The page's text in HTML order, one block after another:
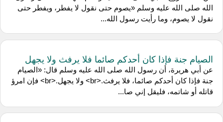
الله صلى الله عليه وسلم «يصوم حتى نقول لا يفطر، ويفطر حتى
نقول لا يصوم، وما رأيت رسول الله...
الصيام جنة فإذا كان أحدكم صائما فلا يرفث ولا يجهل
عن أبي هريرة، أن رسول الله صلى الله عليه وسلم قال: «الصيام
جنة فإذا كان أحدكم صائما، فلا يرفث.<br> ولا يجهل.<br> فإن امرؤ
قاتله أو شاتمه، فليقل إني صا...